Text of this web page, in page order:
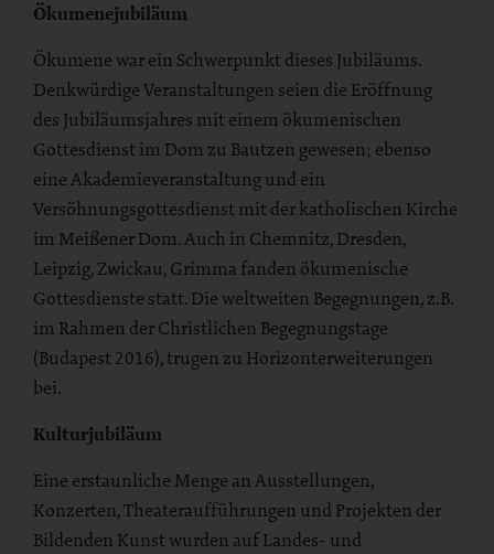
Ökumenejubiläum
Ökumene war ein Schwerpunkt dieses Jubiläums.
Denkwürdige Veranstaltungen seien die Eröffnung
des Jubiläumsjahres mit einem ökumenischen
Gottesdienst im Dom zu Bautzen gewesen; ebenso
eine Akademieveranstaltung und ein
Versöhnungsgottesdienst mit der katholischen Kirche
im Meißener Dom. Auch in Chemnitz, Dresden,
Leipzig, Zwickau, Grimma fanden ökumenische
Gottesdienste statt. Die weltweiten Begegnungen, z.B.
im Rahmen der Christlichen Begegnungstage
(Budapest 2016), trugen zu Horizonterweiterungen
bei.
Kulturjubiläum
Eine erstaunliche Menge an Ausstellungen,
Konzerten, Theateraufführungen und Projekten der
Bildenden Kunst wurden auf Landes- und